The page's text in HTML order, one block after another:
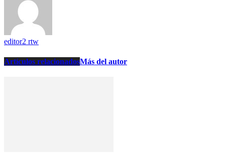
editor2 rtw
Artículos relacionadosMás del autor